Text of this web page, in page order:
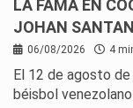
LA FAMA EN
JOHAN
06/08/2026 4
El 12 de agosto
béisbol